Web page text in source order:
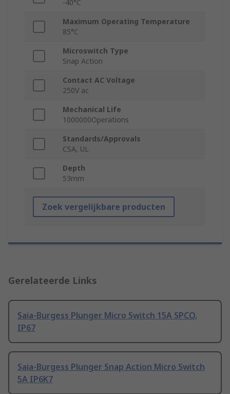
-40°C
Maximum Operating Temperature
85°C
Microswitch Type
Snap Action
Contact AC Voltage
250V ac
Mechanical Life
1000000Operations
Standards/Approvals
CSA, UL
Depth
53mm
Zoek vergelijkbare producten
Gerelateerde Links
Saia-Burgess Plunger Micro Switch 15A SPCO,
IP67
Saia-Burgess Plunger Snap Action Micro Switch
5A IP6K7